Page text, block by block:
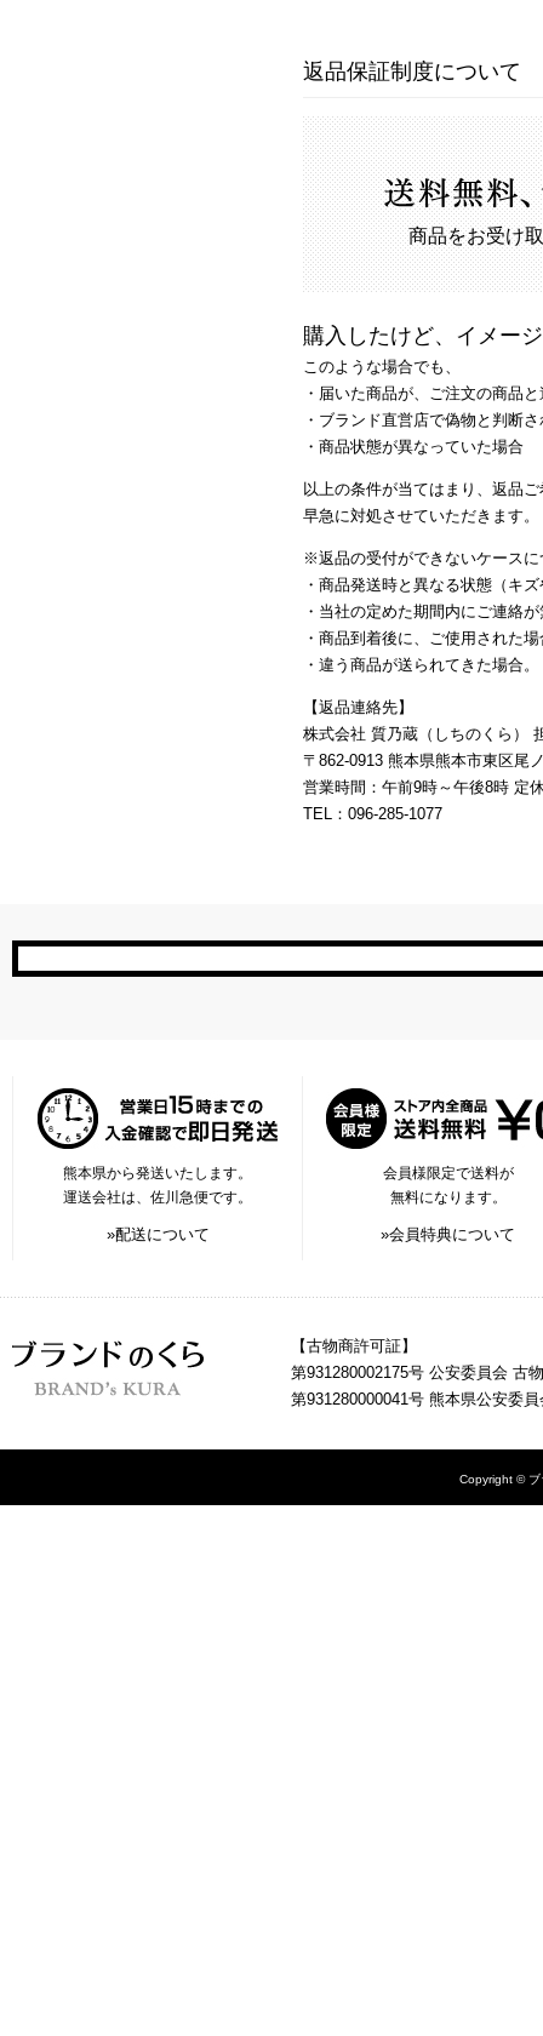
返品保証制度について
商品をお受け
購入したけど、イメー
このような場合でも、
・届いた商品が、ご注文の商品
・ブランド直営店で偽物と判断
・商品状態が異なっていた場合
以上の条件が当てはまり、返品
早急に対処させていただきます。
※返品の受付ができないケースに
・商品発送時と異なる状態（キ
・当社の定めた期間内にご連絡
・商品到着後に、ご使用された
・違う商品が送られてきた場合。
【返品連絡先】
株式会社 質乃蔵（しちのくら）
〒862-0913 熊本県熊本市東区尾
営業時間：午前9時～午後8時 定
TEL：096-285-1077
熊本県から発送いたします。
運送会社は、佐川急便です。
»配送について
会員様限定で送料が
無料になります。
»会員特典について
【古物商許可証】
第931280002175号 公安委員会 古
第931280000041号 熊本県公安委
Copyright © ブ